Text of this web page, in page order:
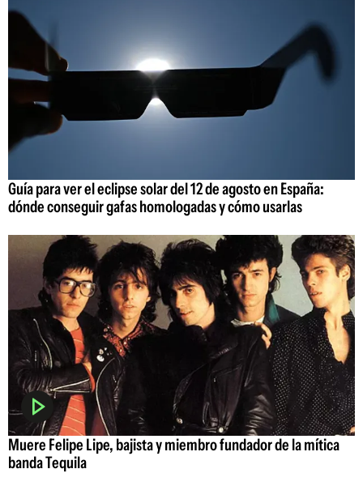
Guía para ver el eclipse solar del 12 de agosto en España:
dónde conseguir gafas homologadas y cómo usarlas
Muere Felipe Lipe, bajista y miembro fundador de la mítica
banda Tequila